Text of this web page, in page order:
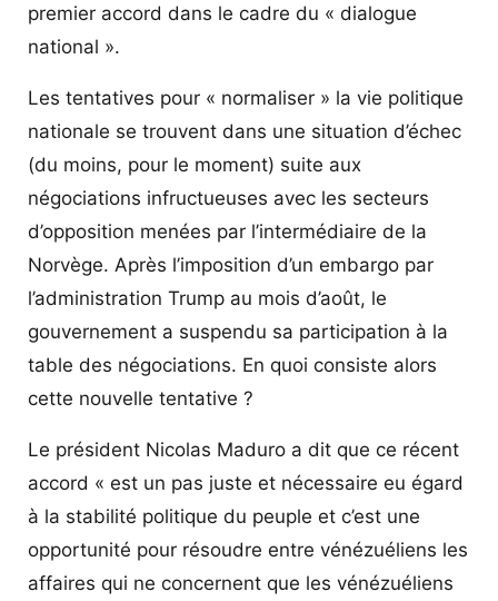
premier accord dans le cadre du « dialogue
national ».
Les tentatives pour « normaliser » la vie politique
nationale se trouvent dans une situation d’échec
(du moins, pour le moment) suite aux
négociations infructueuses avec les secteurs
d’opposition menées par l’intermédiaire de la
Norvège. Après l’imposition d’un embargo par
l’administration Trump au mois d’août, le
gouvernement a suspendu sa participation à la
table des négociations. En quoi consiste alors
cette nouvelle tentative ?
Le président Nicolas Maduro a dit que ce récent
accord « est un pas juste et nécessaire eu égard
à la stabilité politique du peuple et c’est une
opportunité pour résoudre entre vénézuéliens les
affaires qui ne concernent que les vénézuéliens